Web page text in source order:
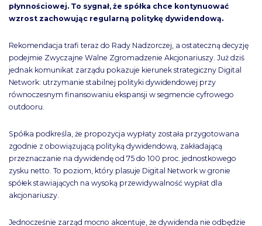
płynnościowej. To sygnał, że spółka chce kontynuować
wzrost zachowując regularną politykę dywidendową.
Rekomendacja trafi teraz do Rady Nadzorczej, a ostateczną decyzję
podejmie Zwyczajne Walne Zgromadzenie Akcjonariuszy. Już dziś
jednak komunikat zarządu pokazuje kierunek strategiczny Digital
Network: utrzymanie stabilnej polityki dywidendowej przy
równoczesnym finansowaniu ekspansji w segmencie cyfrowego
outdooru.
Spółka podkreśla, że propozycja wypłaty została przygotowana
zgodnie z obowiązującą polityką dywidendową, zakładającą
przeznaczanie na dywidendę od 75 do 100 proc. jednostkowego
zysku netto. To poziom, który plasuje Digital Network w gronie
spółek stawiających na wysoką przewidywalność wypłat dla
akcjonariuszy.
Jednocześnie zarząd mocno akcentuje, że dywidenda nie odbędzie